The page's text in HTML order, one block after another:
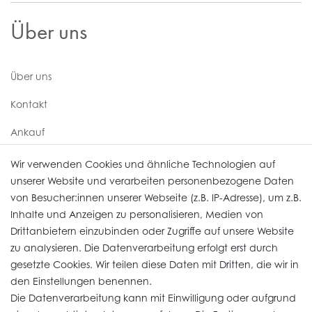
Über uns
Über uns
Kontakt
Ankauf
Uhren Service
Vertrag widerrufen
Informationen
Wir verwenden Cookies und ähnliche Technologien auf
unserer Website und verarbeiten personenbezogene Daten
von Besucher:innen unserer Webseite (z.B. IP-Adresse), um z.B.
Inhalte und Anzeigen zu personalisieren, Medien von
Drittanbietern einzubinden oder Zugriffe auf unsere Website
zu analysieren. Die Datenverarbeitung erfolgt erst durch
gesetzte Cookies. Wir teilen diese Daten mit Dritten, die wir in
den Einstellungen benennen.
Die Datenverarbeitung kann mit Einwilligung oder aufgrund